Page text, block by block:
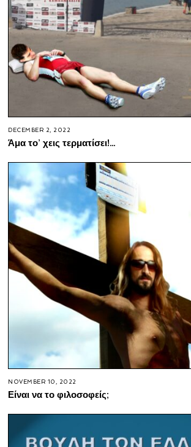
DECEMBER 2, 2022
Άμα το’ χεις τερματίσει!…
NOVEMBER 10, 2022
Είναι να το φιλοσοφείς;